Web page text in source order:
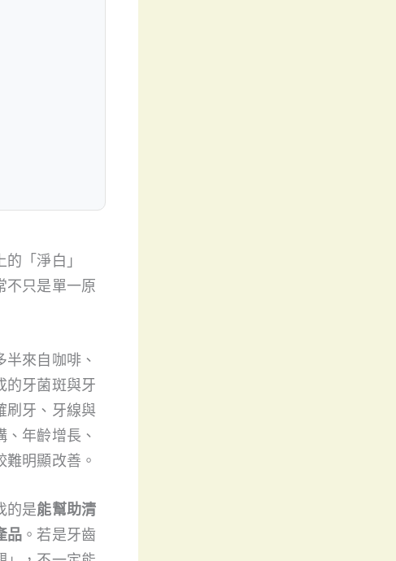
「淨白」
不只是單一原
來自咖啡、
的牙菌斑與牙
刷牙、牙線與
年齡增長、
明顯改善。
的是能幫助清
品 。若是牙齒